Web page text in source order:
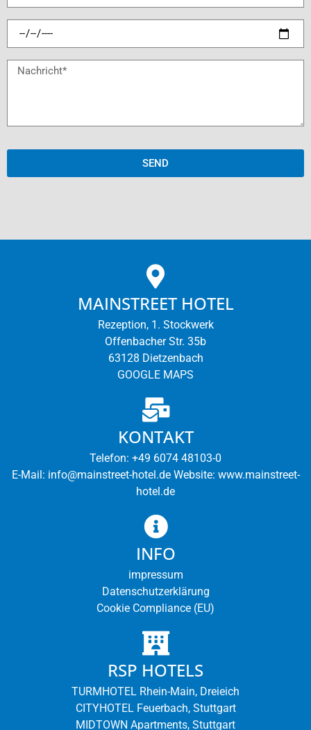
SEND
MAINSTREET HOTEL
Rezeption, 1. Stockwerk
Offenbacher Str. 35b
63128 Dietzenbach
GOOGLE MAPS
KONTAKT
Telefon: +49 6074 48103-0
E-Mail: info@mainstreet-hotel.de Website: www.mainstreet-
hotel.de
INFO
impressum
Datenschutzerklärung
Cookie Compliance (EU)
RSP HOTELS
TURMHOTEL Rhein-Main, Dreieich
CITYHOTEL Feuerbach, Stuttgart
MIDTOWN Apartments, Stuttgart